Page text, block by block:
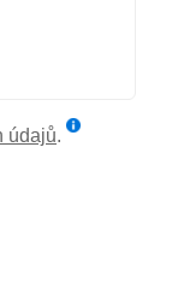
údajů.